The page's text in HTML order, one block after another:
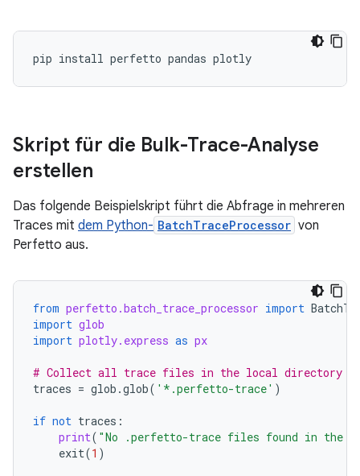
pip install perfetto pandas
Skript für die Bulk-Trace-Analyse
erstellen
Das folgende Beispielskript führt die Abfrage in mehreren
Traces mit dem Python- BatchTraceProcessor von
Perfetto aus.
from perfetto.batch_trace_processor import
import glob
import plotly.express as px
# Collect all trace files in the local directory
traces = glob .glob( '*.perfetto-trace' )
if not traces :
print( "No .perfetto-trace files found in the
exit(1 )